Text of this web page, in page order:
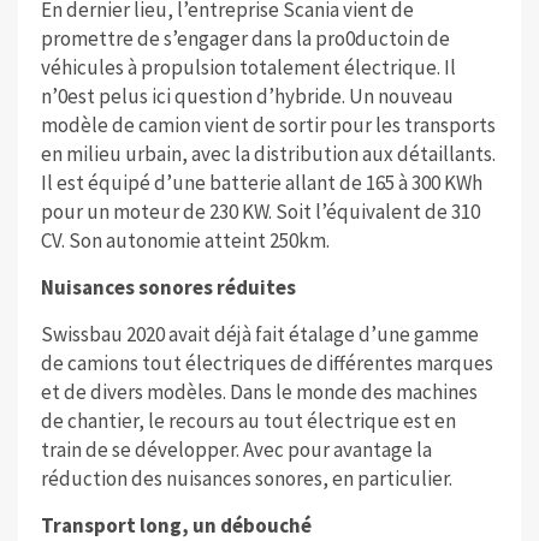
En dernier lieu, l’entreprise Scania vient de
promettre de s’engager dans la pro0ductoin de
véhicules à propulsion totalement électrique. Il
n’0est pelus ici question d’hybride. Un nouveau
modèle de camion vient de sortir pour les transports
en milieu urbain, avec la distribution aux détaillants.
Il est équipé d’une batterie allant de 165 à 300 KWh
pour un moteur de 230 KW. Soit l’équivalent de 310
CV. Son autonomie atteint 250km.
Nuisances sonores réduites
Swissbau 2020 avait déjà fait étalage d’une gamme
de camions tout électriques de différentes marques
et de divers modèles. Dans le monde des machines
de chantier, le recours au tout électrique est en
train de se développer. Avec pour avantage la
réduction des nuisances sonores, en particulier.
Transport long, un débouché